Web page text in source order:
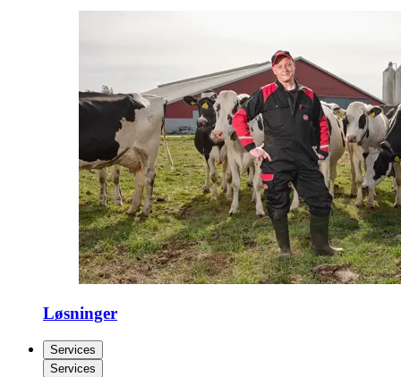
Løsninger
Services
Services